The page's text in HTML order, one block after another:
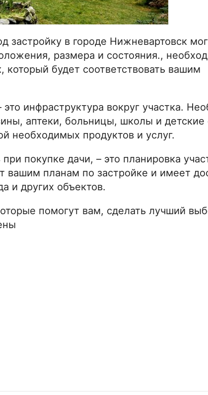
застройку в городе Нижневартовск
размера и состояния.,
будет соответствовать вашим
инфраструктура вокруг участка.
аптеки, больницы, школы и детские
необходимых продуктов и услуг.
покупке дачи, – это планировка
вашим планам по застройке и имеет
и других объектов.
помогут вам, сделать лучший